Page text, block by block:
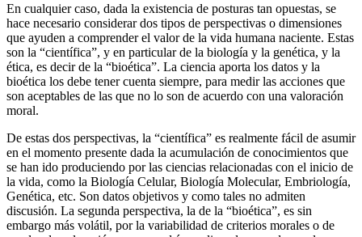
En cualquier caso, dada la existencia de posturas tan opuestas, se
hace necesario considerar dos tipos de perspectivas o dimensiones
que ayuden a comprender el valor de la vida humana naciente. Estas
son la “científica”, y en particular de la biología y la genética, y la
ética, es decir de la “bioética”. La ciencia aporta los datos y la
bioética los debe tener cuenta siempre, para medir las acciones que
son aceptables de las que no lo son de acuerdo con una valoración
moral.
De estas dos perspectivas, la “científica” es realmente fácil de asumir
en el momento presente dada la acumulación de conocimientos que
se han ido produciendo por las ciencias relacionadas con el inicio de
la vida, como la Biología Celular, Biología Molecular, Embriología,
Genética, etc. Son datos objetivos y como tales no admiten
discusión. La segunda perspectiva, la de la “bioética”, es sin
embargo más volátil, por la variabilidad de criterios morales o de